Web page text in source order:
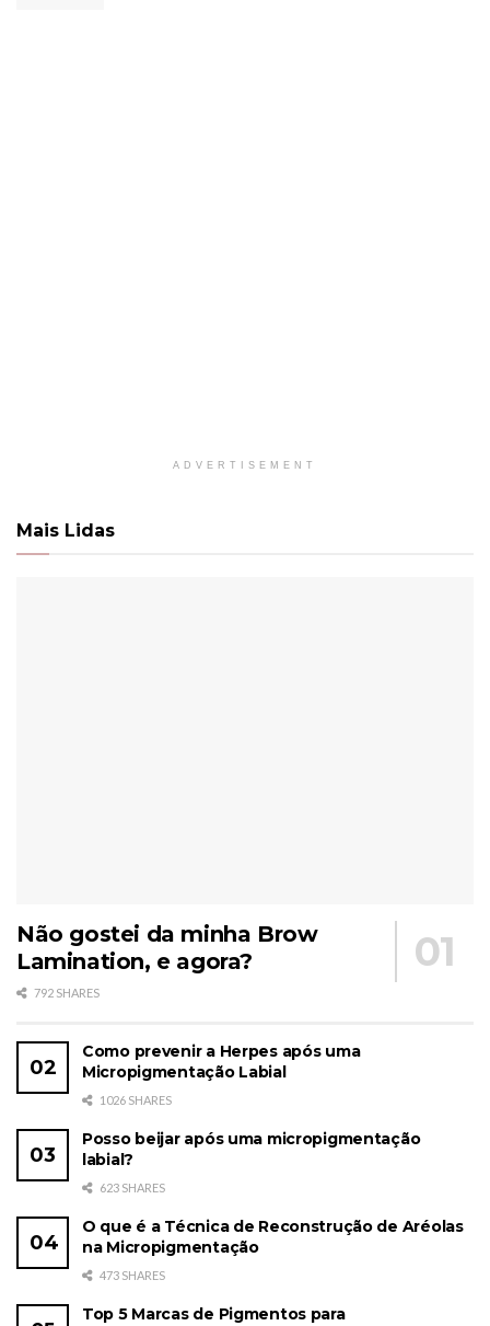
ADVERTISEMENT
Mais Lidas
Não gostei da minha Brow
Lamination, e agora?
792 SHARES
Como prevenir a Herpes após uma
Micropigmentação Labial
1026 SHARES
Posso beijar após uma micropigmentação
labial?
623 SHARES
O que é a Técnica de Reconstrução de Aréolas
na Micropigmentação
473 SHARES
Top 5 Marcas de Pigmentos para